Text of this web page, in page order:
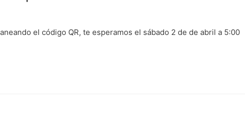
el código QR, te esperamos el sábado 2 de de abril a 5:00